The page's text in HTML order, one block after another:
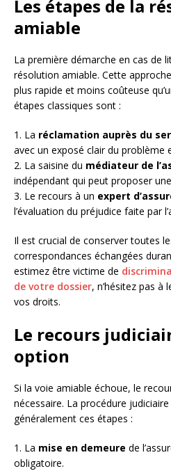
Les étapes de la
amiable
La première démarche en cas de
résolution amiable. Cette
plus rapide et moins coûteuse
étapes classiques sont :
1. La réclamation auprès du
avec un exposé clair du problème
2. La saisine du médiateur de
indépendant qui peut proposer
3. Le recours à un expert
l’évaluation du préjudice faite par
Il est crucial de conserver toutes
correspondances échangées
estimez être victime de
de votre dossier, n’hésitez pas à
vos droits.
Le recours
option
Si la voie amiable échoue, le
nécessaire. La procédure
généralement ces étapes :
1. La mise en demeure de
obligatoire.